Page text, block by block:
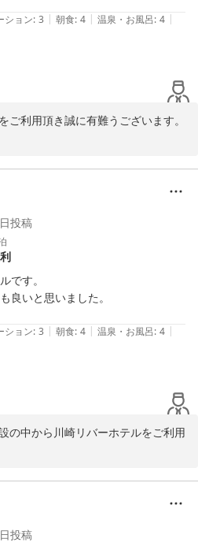
は、また当ホテルに足をお運び下さ
りお待ちしております。
ション: 3 | 朝食: 4 | 温泉・お風呂: 4 |
ご利用頂き誠に有難うございます。
申し上げます。
いる物価上昇の最中、お客様にご満
ております。
ましたら、川崎リバーホテルをご
申し上げます。
同お待ちしております。
投稿
です。
ション: 3 | 朝食: 4 | 温泉・お風呂: 4 |
の中から川崎リバーホテルをご利用
ます。
のご宿泊がご満足頂けた事、スタッ
投稿